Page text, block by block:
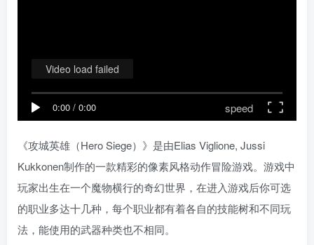
0:00 / 0:00 speed
Video load failed
《攻城英雄（Hero Siege）》是由Elias Viglione, Jussi
Kukkonen制作的一款精彩的像素风格动作冒险游戏。游戏中
玩家出生在一个魔物横行的奇幻世界，在进入游戏后你可选
的职业多达十几种，每个职业都有着各自的技能树和不同玩
法，能使用的武器种类也不相同。